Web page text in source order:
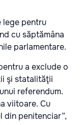
lege pentru
cu săptămâna
parlamentare.
a exclude o
şi statalităţii
referendum.
viitoare. Cu
din penitenciar”,